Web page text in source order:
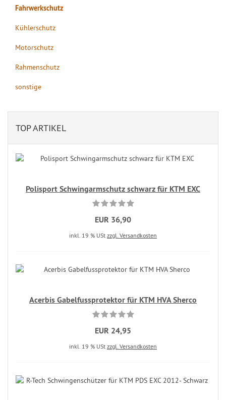
Fahrwerkschutz
Kühlerschutz
Motorschutz
Rahmenschutz
sonstige
TOP ARTIKEL
Polisport Schwingarmschutz schwarz für KTM EXC
EUR 36,90
inkl. 19 % USt zzgl. Versandkosten
Acerbis Gabelfussprotektor für KTM HVA Sherco
EUR 24,95
inkl. 19 % USt zzgl. Versandkosten